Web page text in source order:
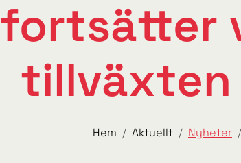
fortsätter
tillväxten
Hem Aktuellt Nyheter